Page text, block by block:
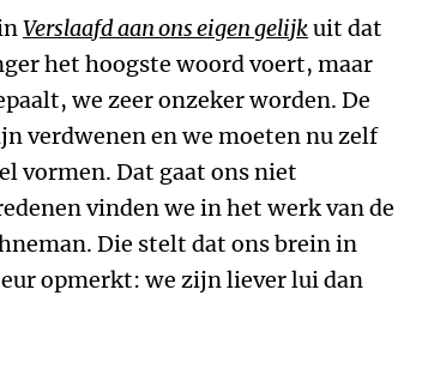
Verslaafd aan ons eigen gelijkuit dat
het hoogste woord voert, maar
we zeer onzeker worden. De
verdwenen en we moeten nu zelf
vormen. Dat gaat ons niet
vinden we in het werk van de
Die stelt dat ons brein in
opmerkt: we zijn liever lui dan